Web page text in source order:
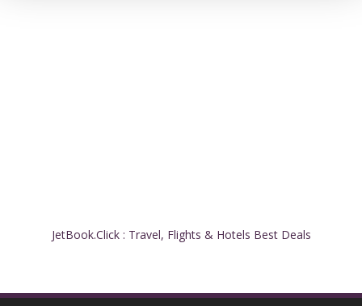
JetBook.Click : Travel, Flights & Hotels Best Deals